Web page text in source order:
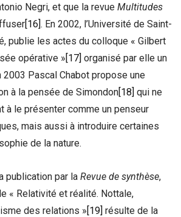
Negri, et que la revue Multitudes
[16]. En 2002, l’Université de Saint-
publie les actes du colloque « Gilbert
opérative »[17] organisé par elle un
2003 Pascal Chabot propose une
à la pensée de Simondon[18] qui ne
à le présenter comme un penseur
mais aussi à introduire certaines
de la nature.
publication par la Revue de synthèse,
« Relativité et réalité. Nottale,
des relations »[19] résulte de la